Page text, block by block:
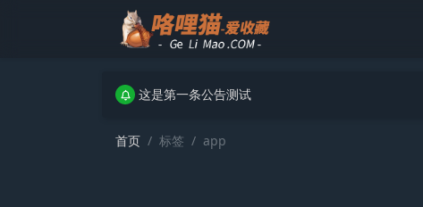
这是第一条公告测试
这是第一条公告测试
首页 标签 app